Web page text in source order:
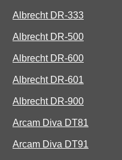
Albrecht DR-333
Albrecht DR-500
Albrecht DR-600
Albrecht DR-601
Albrecht DR-900
Arcam Diva DT81
Arcam Diva DT91